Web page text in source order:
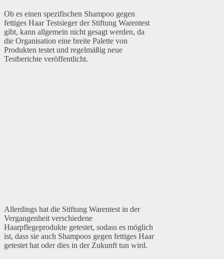
Ob es einen spezifischen Shampoo gegen
fettiges Haar Testsieger der Stiftung Warentest
gibt, kann allgemein nicht gesagt werden, da
die Organisation eine breite Palette von
Produkten testet und regelmäßig neue
Testberichte veröffentlicht.
Allerdings hat die Stiftung Warentest in der
Vergangenheit verschiedene
Haarpflegeprodukte getestet, sodass es möglich
ist, dass sie auch Shampoos gegen fettiges Haar
getestet hat oder dies in der Zukunft tun wird.